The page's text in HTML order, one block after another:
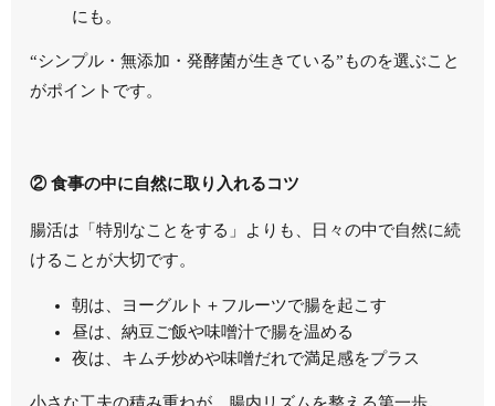
にも。
“シンプル・無添加・発酵菌が生きている”ものを選ぶこと
がポイントです。
② 食事の中に自然に取り入れるコツ
腸活は「特別なことをする」よりも、日々の中で自然に続
けることが大切です。
朝は、ヨーグルト＋フルーツで腸を起こす
昼は、納豆ご飯や味噌汁で腸を温める
夜は、キムチ炒めや味噌だれで満足感をプラス
小さな工夫の積み重ねが、腸内リズムを整える第一歩。